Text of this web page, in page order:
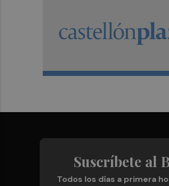
Suscríbete al
Todos los días a primera